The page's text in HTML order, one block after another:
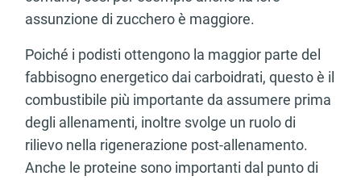
assunzione di zucchero è maggiore.
Poiché i podisti ottengono la maggior parte del
fabbisogno energetico dai carboidrati, questo è il
combustibile più importante da assumere prima
degli allenamenti, inoltre svolge un ruolo di
rilievo nella rigenerazione post-allenamento.
Anche le proteine sono importanti dal punto di